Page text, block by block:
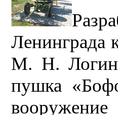
Ленинграда
М. Н.
пушка